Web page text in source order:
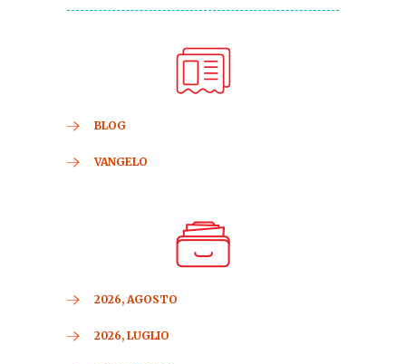
BLOG
VANGELO
2026, AGOSTO
2026, LUGLIO